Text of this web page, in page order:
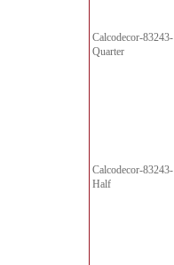
Calcodecor-83243-
Quarter
Calcodecor-83243-
Half